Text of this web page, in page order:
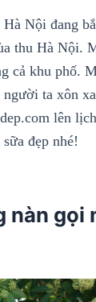
Hà Nội đang
thu Hà Nội.
cả khu phố.
ta xôn
lên
đẹp nhé!
nàn gọi